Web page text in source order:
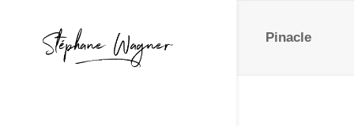
Pinacle